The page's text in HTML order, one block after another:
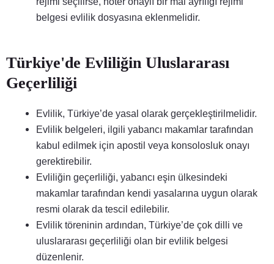
belgesi evlilik dosyasına eklenmelidir.
Türkiye'de Evliliğin Uluslararası
Geçerliliği
Evlilik, Türkiye’de yasal olarak gerçekleştirilmelidir.
Evlilik belgeleri, ilgili yabancı makamlar tarafından
kabul edilmek için apostil veya konsolosluk onayı
gerektirebilir.
Evliliğin geçerliliği, yabancı eşin ülkesindeki
makamlar tarafından kendi yasalarına uygun olarak
resmi olarak da tescil edilebilir.
Evlilik töreninin ardından, Türkiye’de çok dilli ve
uluslararası geçerliliği olan bir evlilik belgesi
düzenlenir.